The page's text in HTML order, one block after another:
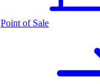
Point of Sale